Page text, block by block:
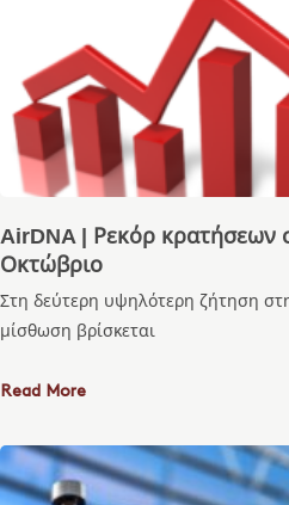
AirDNA | Ρεκόρ κρατήσεων
Οκτώβριο
Στη δεύτερη υψηλότερη ζήτηση
μίσθωση βρίσκεται
Read More